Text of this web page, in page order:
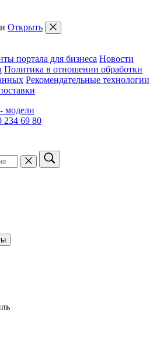
Открыть
портала для бизнеса Новости
Политика в отношении обработки
Рекомендательные технологии
модели
234 69 80